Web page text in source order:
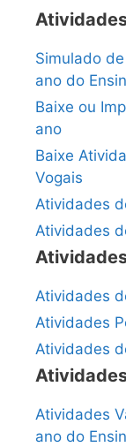
Simulado
ano do
Baixe ou
ano
Baixe
Vogais
Atividades
Atividades
Atividades
Atividades
Atividades
Atividades
ano do